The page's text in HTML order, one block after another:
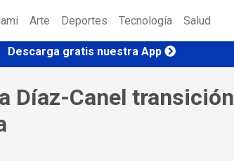
Arte Deportes Tecnología Salud
Descarga gratis nuestra App
Díaz-Canel transición